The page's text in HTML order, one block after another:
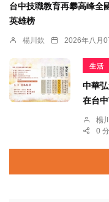
台中技職教育再攀高峰全
英雄榜
楊川欽 2026年八月
生活
中華
在台
楊
0